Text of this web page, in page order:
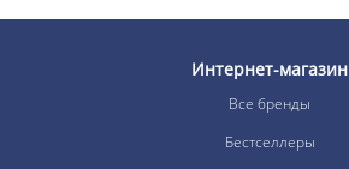
Интернет-магазин
Все бренды
Бестселлеры